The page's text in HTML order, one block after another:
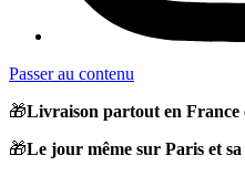
Passer au contenu
🎁Livraison partout en France
🎁Le jour même sur Paris et